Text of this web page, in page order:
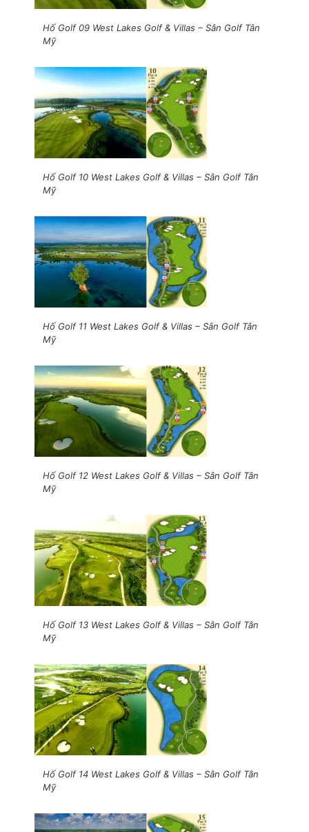
Hố Golf 09 West Lakes Golf & Villas – Sân Golf Tân
Mỹ
Hố Golf 10 West Lakes Golf & Villas – Sân Golf Tân
Mỹ
Hố Golf 11 West Lakes Golf & Villas – Sân Golf Tân
Mỹ
Hố Golf 12 West Lakes Golf & Villas – Sân Golf Tân
Mỹ
Hố Golf 13 West Lakes Golf & Villas – Sân Golf Tân
Mỹ
Hố Golf 14 West Lakes Golf & Villas – Sân Golf Tân
Mỹ